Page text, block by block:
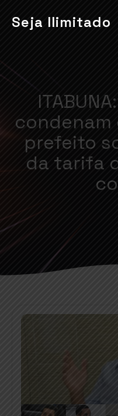
Seja Ilimitado
prefeito
da tarifa